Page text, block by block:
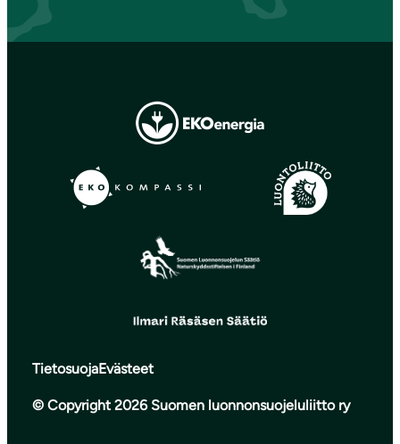
TietosuojaEvästeet
© Copyright 2026 Suomen luonnonsuojeluliitto ry